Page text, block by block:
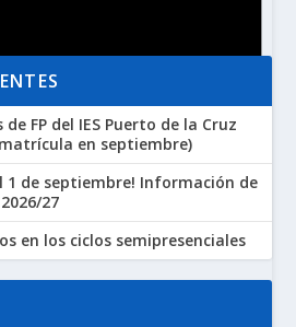
FP del IES Puerto de la Cruz
en septiembre)
1 de septiembre! Información de
27
en los ciclos semipresenciales